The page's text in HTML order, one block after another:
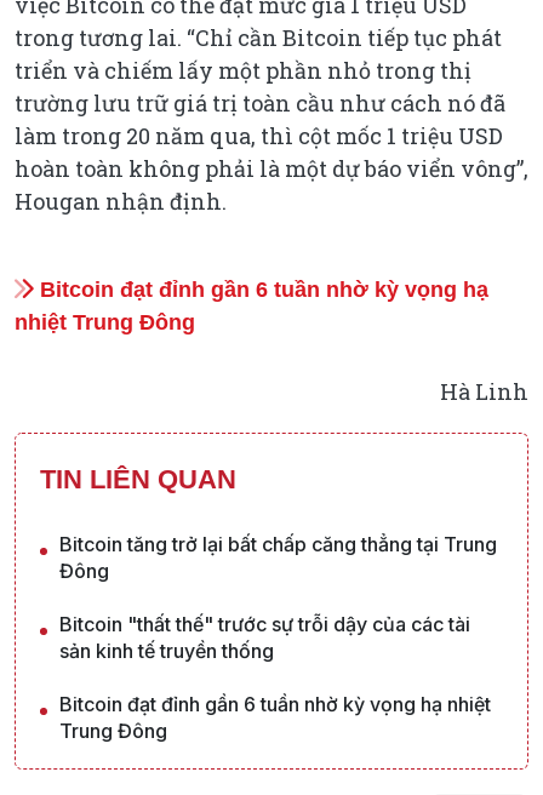
trong tương lai. “Chỉ cần Bitcoin tiếp tục phát
triển và chiếm lấy một phần nhỏ trong thị
trường lưu trữ giá trị toàn cầu như cách nó đã
làm trong 20 năm qua, thì cột mốc 1 triệu USD
hoàn toàn không phải là một dự báo viển vông”,
Hougan nhận định.
Bitcoin đạt đỉnh gần 6 tuần nhờ kỳ vọng hạ
nhiệt Trung Đông
Hà Linh
TIN LIÊN QUAN
Bitcoin tăng trở lại bất chấp căng thẳng tại Trung
Đông
Bitcoin "thất thế" trước sự trỗi dậy của các tài
sản kinh tế truyền thống
Bitcoin đạt đỉnh gần 6 tuần nhờ kỳ vọng hạ nhiệt
Trung Đông